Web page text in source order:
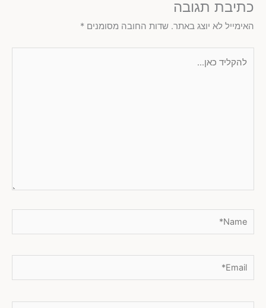
כתיבת תגובה
האימייל לא יוצג באתר. שדות החובה מסומנים *
Email*